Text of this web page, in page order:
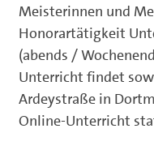
Meisterinnen und
Honorartätigkeit
(abends /
Unterricht findet
Ardeystraße in
Online-Unterricht